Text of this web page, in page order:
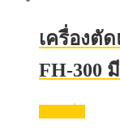
เครื่องตั
FH-300